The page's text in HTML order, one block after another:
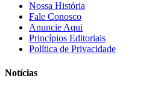
Nossa História
Fale Conosco
Anuncie Aqui
Princípios Editoriais
Política de Privacidade
Notícias